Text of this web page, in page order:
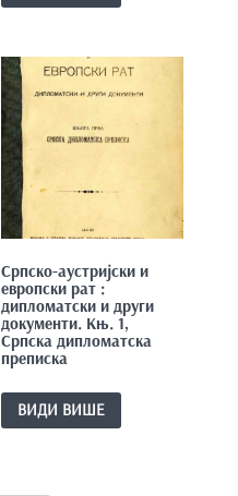
Српско-аустријски и
европски рат :
дипломатски и други
документи. Књ. 1,
Српска дипломатска
преписка
ВИДИ ВИШЕ